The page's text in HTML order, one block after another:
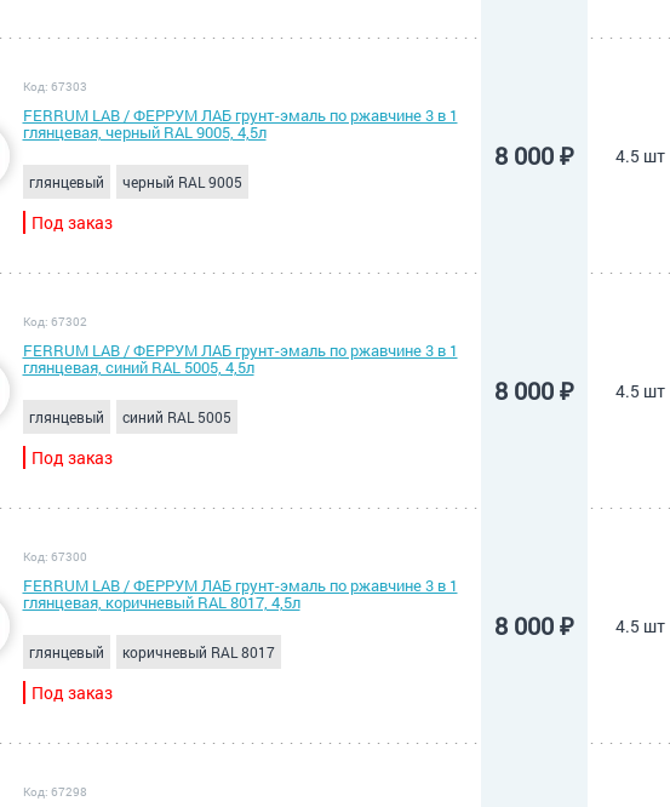
Код: 67303
FERRUM LAB / ФЕРРУМ ЛАБ грунт-эмаль по ржавчине 3 в 1
глянцевая, черный RAL 9005, 4,5л
глянцевый черный RAL 9005
Под заказ
8 000 ₽ 4.5 шт
Код: 67302
FERRUM LAB / ФЕРРУМ ЛАБ грунт-эмаль по ржавчине 3 в 1
глянцевая, синий RAL 5005, 4,5л
глянцевый синий RAL 5005
Под заказ
8 000 ₽ 4.5 шт
Код: 67300
FERRUM LAB / ФЕРРУМ ЛАБ грунт-эмаль по ржавчине 3 в 1
глянцевая, коричневый RAL 8017, 4,5л
глянцевый коричневый RAL 8017
Под заказ
8 000 ₽ 4.5 шт
Код: 67298